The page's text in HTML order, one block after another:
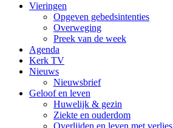
Vieringen
Opgeven gebedsintenties
Overweging
Preek van de week
Agenda
Kerk TV
Nieuws
Nieuwsbrief
Geloof en leven
Huwelijk & gezin
Ziekte en ouderdom
Overlijden en leven met verlies